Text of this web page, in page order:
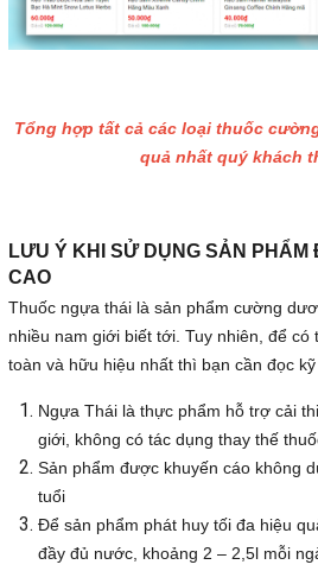
Tổng hợp tất cả các loại thuốc
quả nhất quý khách
LƯU Ý KHI SỬ DỤNG SẢN
CAO
Thuốc ngựa thái là sản phẩm cường
nhiều nam giới biết tới. Tuy nhiên, để có
toàn và hữu hiệu nhất thì bạn cần đọc
Ngựa Thái là thực phẩm hỗ trợ cải
giới, không có tác dụng thay thế
Sản phẩm được khuyến cáo không
tuổi
Để sản phẩm phát huy tối đa hiệu
đầy đủ nước, khoảng 2 – 2,5l mỗi